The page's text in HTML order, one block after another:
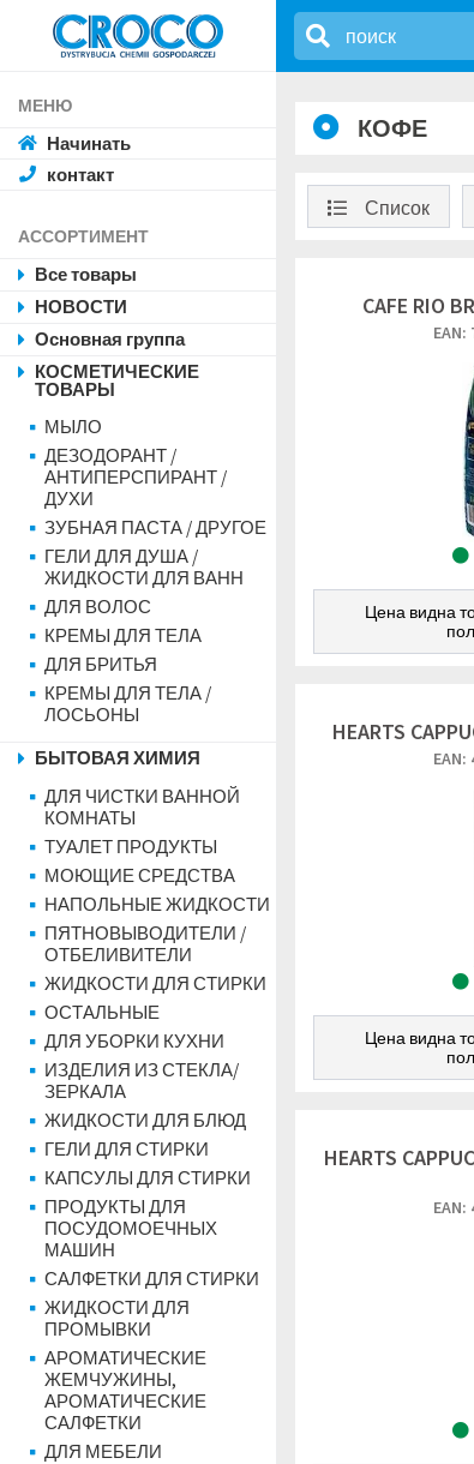
МЕНЮ
Начинать
контакт
АССОРТИМЕНТ
Все товары
НОВОСТИ
Основная группа
КОСМЕТИЧЕСКИЕ
ТОВАРЫ
МЫЛО
ДЕЗОДОРАНТ /
АНТИПЕРСПИРАНТ /
ДУХИ
ЗУБНАЯ ПАСТА / ДРУГОЕ
ГЕЛИ ДЛЯ ДУША /
ЖИДКОСТИ ДЛЯ ВАНН
ДЛЯ ВОЛОС
КРЕМЫ ДЛЯ ТЕЛА
ДЛЯ БРИТЬЯ
КРЕМЫ ДЛЯ ТЕЛА /
ЛОСЬОНЫ
БЫТОВАЯ ХИМИЯ
ДЛЯ ЧИСТКИ ВАННОЙ
КОМНАТЫ
ТУАЛЕТ ПРОДУКТЫ
МОЮЩИЕ СРЕДСТВА
НАПОЛЬНЫЕ ЖИДКОСТИ
ПЯТНОВЫВОДИТЕЛИ /
ОТБЕЛИВИТЕЛИ
ЖИДКОСТИ ДЛЯ СТИРКИ
ОСТАЛЬНЫЕ
ДЛЯ УБОРКИ КУХНИ
ИЗДЕЛИЯ ИЗ СТЕКЛА/
ЗЕРКАЛА
ЖИДКОСТИ ДЛЯ БЛЮД
ГЕЛИ ДЛЯ СТИРКИ
КАПСУЛЫ ДЛЯ СТИРКИ
ПРОДУКТЫ ДЛЯ
ПОСУДОМОЕЧНЫХ
МАШИН
САЛФЕТКИ ДЛЯ СТИРКИ
ЖИДКОСТИ ДЛЯ
ПРОМЫВКИ
АРОМАТИЧЕСКИЕ
ЖЕМЧУЖИНЫ,
АРОМАТИЧЕСКИЕ
САЛФЕТКИ
ДЛЯ МЕБЕЛИ
КОФЕ
Список
CAFE RIO
EAN:
Цена видна
HEARTS
EAN:
Цена видна
HEARTS
EAN: